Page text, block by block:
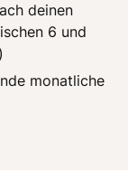
deinen
6 und
monatliche